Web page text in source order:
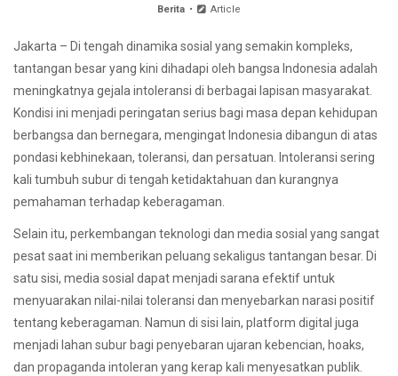
Berita Article
Jakarta – Di tengah dinamika sosial yang semakin kompleks,
tantangan besar yang kini dihadapi oleh bangsa Indonesia adalah
meningkatnya gejala intoleransi di berbagai lapisan masyarakat.
Kondisi ini menjadi peringatan serius bagi masa depan kehidupan
berbangsa dan bernegara, mengingat Indonesia dibangun di atas
pondasi kebhinekaan, toleransi, dan persatuan. Intoleransi sering
kali tumbuh subur di tengah ketidaktahuan dan kurangnya
pemahaman terhadap keberagaman.
Selain itu, perkembangan teknologi dan media sosial yang sangat
pesat saat ini memberikan peluang sekaligus tantangan besar. Di
satu sisi, media sosial dapat menjadi sarana efektif untuk
menyuarakan nilai-nilai toleransi dan menyebarkan narasi positif
tentang keberagaman. Namun di sisi lain, platform digital juga
menjadi lahan subur bagi penyebaran ujaran kebencian, hoaks,
dan propaganda intoleran yang kerap kali menyesatkan publik.